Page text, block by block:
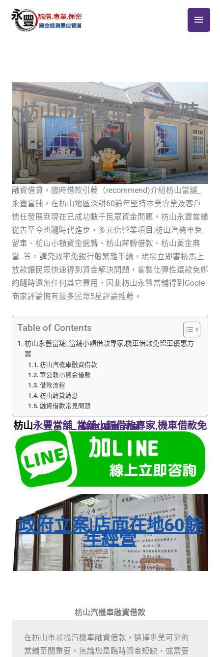
主
單
枋山市融資借貸，臨時
借款引薦
融資借貸，臨時借款引薦（recommend)介紹枋山當舖_
永豐當鋪，在枋山地區深耕60餘年堅持本業專業及客戶
信任發展到現在已成功數千民眾資金問題，枋山永豐當舖
從古至今也隨時代進步，多元化營業項目:枋山汽機車免
留車、枋山小額資金週轉、枋山薪轉借款、枋山黃金典
當..等。講究效率免銀行般繁雜手續，現場立即審核馬上
放款讓民眾快速得到資金解決問題，客製化彈性還款免綁
約隨時還無任何其它費用，因此枋山永豐當舖得到Goole
商家評論擁有最多民眾5星評論推薦。
Table of Contents
枋山永豐當舖_當舖小額借款專家,機車借款免留車優惠方
案
枋山汽機車融資借款
軍公教小資金借款
借款流程
枋山轉貸轉息
融資借款常見問題
枋山永豐當舖_當舖小額借款專家,機車借款免
留車優惠方案
政府立案|店面在地60餘
年經營
枋山汽機車融資借款
在枋山市尋找汽機車融資借款，選擇專業可靠的
當舖至關重要。無論您是臨時資金短缺，或需要